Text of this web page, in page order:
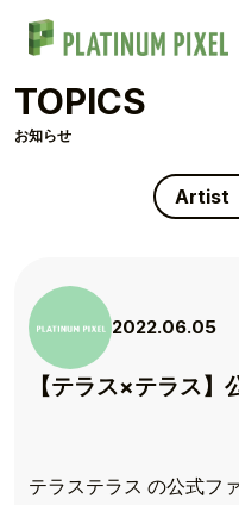
TOPICS
お知らせ
Artist
2022.06.05
【テラス×テラス
テラステラス の公式フ